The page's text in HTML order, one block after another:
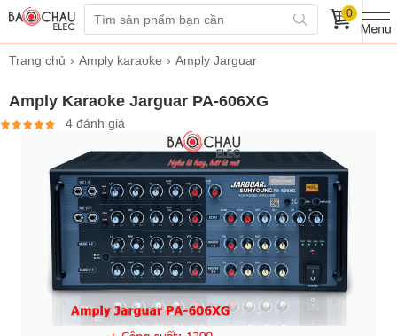
0
Trang chủ Amply karaoke Amply Jarguar
Amply Karaoke Jarguar PA-606XG
4 đánh giá